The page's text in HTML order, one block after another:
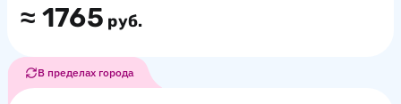
≈ 1765 руб.
В пределах города